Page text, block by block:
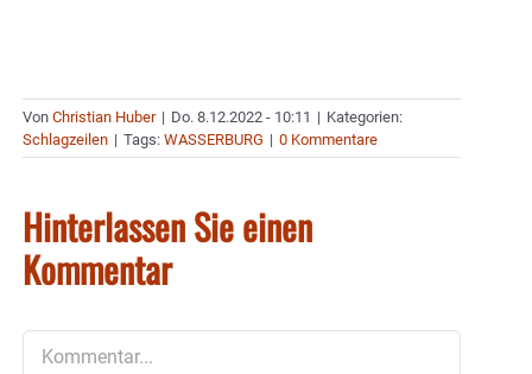
Von Christian Huber | Do. 8.12.2022 - 10:11 | Kategorien:
Schlagzeilen | Tags: WASSERBURG | 0 Kommentare
Hinterlassen Sie einen
Kommentar